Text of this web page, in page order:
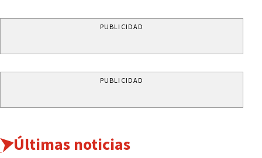
PUBLICIDAD
PUBLICIDAD
Últimas noticias